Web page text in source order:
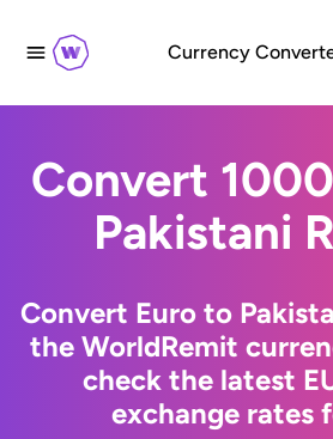
Currency
Convert
Pakistani
Convert Euro to
the WorldRemit
check the latest
exchange rates